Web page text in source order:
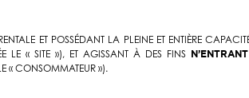
ET POSSÉDANT LA PLEINE ET ENTIÈRE
LE « SITE »), ET AGISSANT À DES FINS
« CONSOMMATEUR »).